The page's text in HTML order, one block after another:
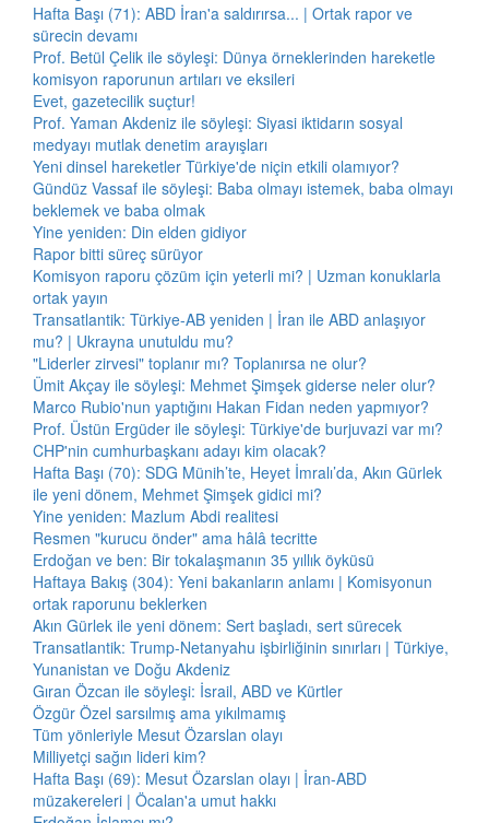
Hafta Başı (71): ABD İran'a saldırırsa... | Ortak rapor ve
sürecin devamı
Prof. Betül Çelik ile söyleşi: Dünya örneklerinden hareketle
komisyon raporunun artıları ve eksileri
Evet, gazetecilik suçtur!
Prof. Yaman Akdeniz ile söyleşi: Siyasi iktidarın sosyal
medyayı mutlak denetim arayışları
Yeni dinsel hareketler Türkiye'de niçin etkili olamıyor?
Gündüz Vassaf ile söyleşi: Baba olmayı istemek, baba olmayı
beklemek ve baba olmak
Yine yeniden: Din elden gidiyor
Rapor bitti süreç sürüyor
Komisyon raporu çözüm için yeterli mi? | Uzman konuklarla
ortak yayın
Transatlantik: Türkiye-AB yeniden | İran ile ABD anlaşıyor
mu? | Ukrayna unutuldu mu?
"Liderler zirvesi" toplanır mı? Toplanırsa ne olur?
Ümit Akçay ile söyleşi: Mehmet Şimşek giderse neler olur?
Marco Rubio'nun yaptığını Hakan Fidan neden yapmıyor?
Prof. Üstün Ergüder ile söyleşi: Türkiye'de burjuvazi var mı?
CHP'nin cumhurbaşkanı adayı kim olacak?
Hafta Başı (70): SDG Münih’te, Heyet İmralı’da, Akın Gürlek
ile yeni dönem, Mehmet Şimşek gidici mi?
Yine yeniden: Mazlum Abdi realitesi
Resmen "kurucu önder" ama hâlâ tecritte
Erdoğan ve ben: Bir tokalaşmanın 35 yıllık öyküsü
Haftaya Bakış (304): Yeni bakanların anlamı | Komisyonun
ortak raporunu beklerken
Akın Gürlek ile yeni dönem: Sert başladı, sert sürecek
Transatlantik: Trump-Netanyahu işbirliğinin sınırları | Türkiye,
Yunanistan ve Doğu Akdeniz
Gıran Özcan ile söyleşi: İsrail, ABD ve Kürtler
Özgür Özel sarsılmış ama yıkılmamış
Tüm yönleriyle Mesut Özarslan olayı
Milliyetçi sağın lideri kim?
Hafta Başı (69): Mesut Özarslan olayı | İran-ABD
müzakereleri | Öcalan'a umut hakkı